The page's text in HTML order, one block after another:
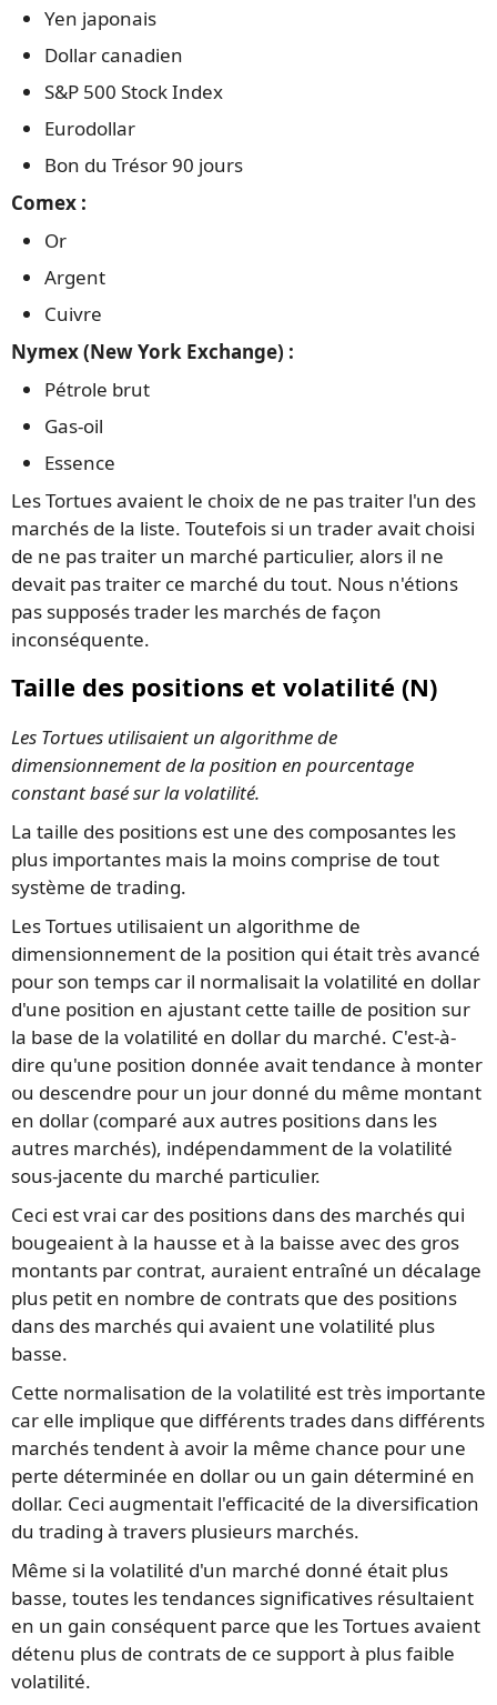
Yen japonais
Dollar canadien
S&P 500 Stock Index
Eurodollar
Bon du Trésor 90 jours
Comex :
Or
Argent
Cuivre
Nymex (New York Exchange) :
Pétrole brut
Gas-oil
Essence
Les Tortues avaient le choix de ne pas traiter l'un des
marchés de la liste. Toutefois si un trader avait choisi
de ne pas traiter un marché particulier, alors il ne
devait pas traiter ce marché du tout. Nous n'étions
pas supposés trader les marchés de façon
inconséquente.
Taille des positions et volatilité (N)
Les Tortues utilisaient un algorithme de
dimensionnement de la position en pourcentage
constant basé sur la volatilité.
La taille des positions est une des composantes les
plus importantes mais la moins comprise de tout
système de trading.
Les Tortues utilisaient un algorithme de
dimensionnement de la position qui était très avancé
pour son temps car il normalisait la volatilité en dollar
d'une position en ajustant cette taille de position sur
la base de la volatilité en dollar du marché. C'est-à-
dire qu'une position donnée avait tendance à monter
ou descendre pour un jour donné du même montant
en dollar (comparé aux autres positions dans les
autres marchés), indépendamment de la volatilité
sous-jacente du marché particulier.
Ceci est vrai car des positions dans des marchés qui
bougeaient à la hausse et à la baisse avec des gros
montants par contrat, auraient entraîné un décalage
plus petit en nombre de contrats que des positions
dans des marchés qui avaient une volatilité plus
basse.
Cette normalisation de la volatilité est très importante
car elle implique que différents trades dans différents
marchés tendent à avoir la même chance pour une
perte déterminée en dollar ou un gain déterminé en
dollar. Ceci augmentait l'efficacité de la diversification
du trading à travers plusieurs marchés.
Même si la volatilité d'un marché donné était plus
basse, toutes les tendances significatives résultaient
en un gain conséquent parce que les Tortues avaient
détenu plus de contrats de ce support à plus faible
volatilité.